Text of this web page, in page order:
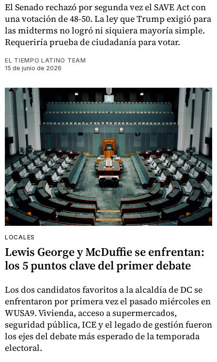
El Senado rechazó por segunda vez el SAVE Act con
una votación de 48-50. La ley que Trump exigió para
las midterms no logró ni siquiera mayoría simple.
Requeriría prueba de ciudadanía para votar.
EL TIEMPO LATINO TEAM
15 de junio de 2026
LOCALES
Lewis George y McDuffie se enfrentan:
los 5 puntos clave del primer debate
Los dos candidatos favoritos a la alcaldía de DC se
enfrentaron por primera vez el pasado miércoles en
WUSA9. Vivienda, acceso a supermercados,
seguridad pública, ICE y el legado de gestión fueron
los ejes del debate más esperado de la temporada
electoral.